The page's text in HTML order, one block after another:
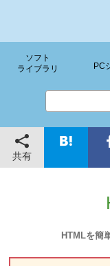
ソフト
ライブラリ
PC
共有
HTMLを簡